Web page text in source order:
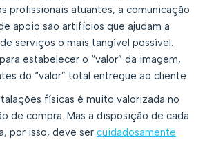
profissionais atuantes, a comunicação
apoio são artifícios que ajudam a
serviços o mais tangível possível.
estabelecer o “valor” da imagem,
do “valor” total entregue ao cliente.
físicas é muito valorizada no
de compra. Mas a disposição de cada
por isso, deve ser cuidadosamente